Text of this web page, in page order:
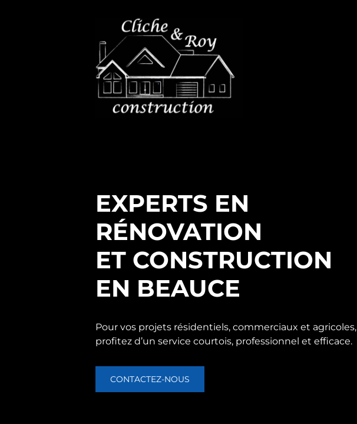
EXPERTS EN
RÉNOVATION
ET CONSTRUCTION
EN BEAUCE
Pour vos projets résidentiels, commerciaux et agricoles,
profitez d’un service courtois, professionnel et efficace.
CONTACTEZ-NOUS